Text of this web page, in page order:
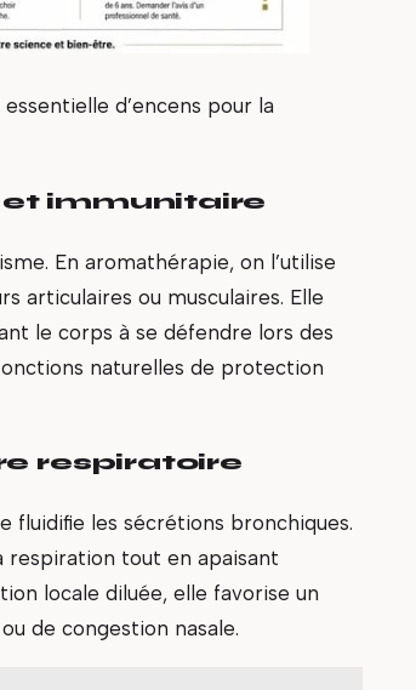
d’encens pour la
immunitaire
En aromathérapie, on l’utilise
articulaires ou musculaires. Elle
le corps à se défendre lors des
naturelles de protection
respiratoire
les sécrétions bronchiques.
respiration tout en apaisant
locale diluée, elle favorise un
de congestion nasale.